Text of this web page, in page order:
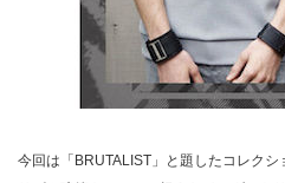
今回は「BRUTALIST」と題したコレク